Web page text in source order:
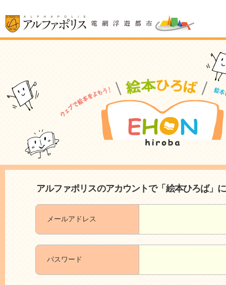
アルファポリスのアカウントで「絵本ひろば」
メールアドレス
パスワード